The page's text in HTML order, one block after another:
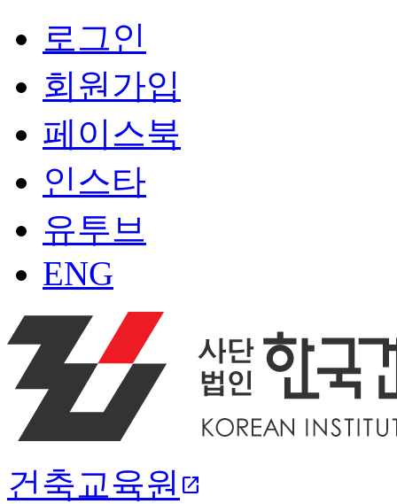
로그인
회원가입
페이스북
인스타
유투브
ENG
건축교육원 open_in_new